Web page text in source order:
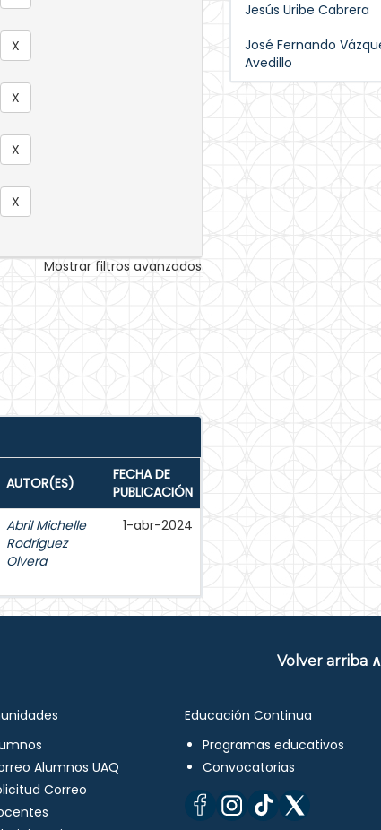
Mostrar filtros avanzados
AUTOR(ES)
FECHA DE
PUBLICACIÓN
Abril Michelle
Rodríguez
Olvera
1-abr-2024
Jesús Uribe Cabrera
José Fernando
Avedillo
Volver arriba ∧
Alumnos UAQ
Correo
Educación Continua
Programas educativos
Convocatorias